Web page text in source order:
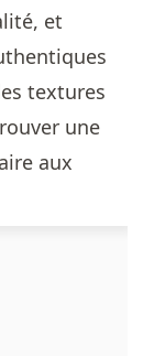
et
textures
une
aux